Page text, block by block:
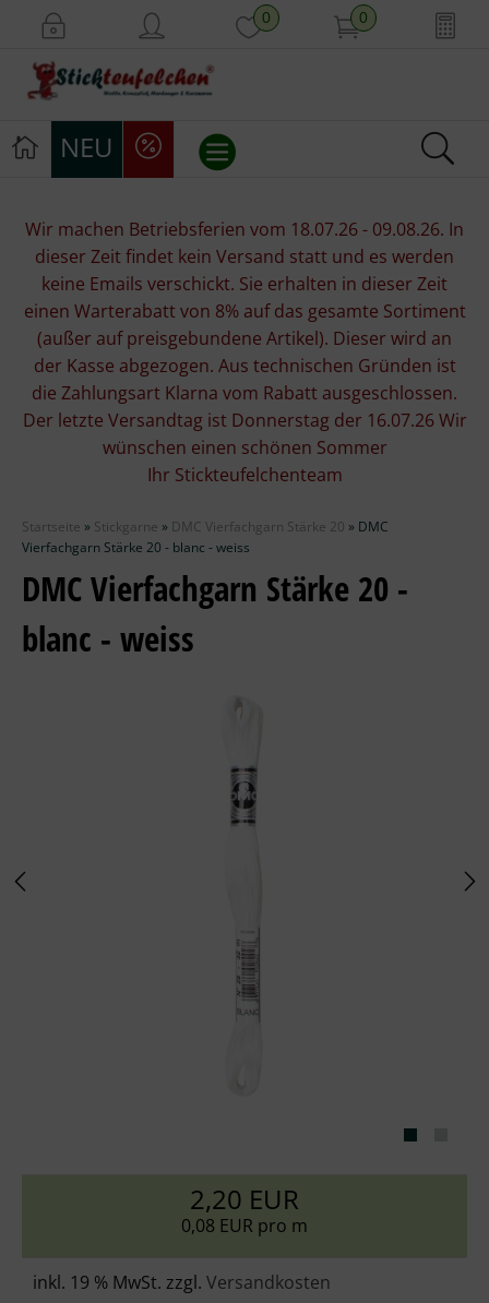
0 0
NEU
Stickpackungen
Stickgarne
Stoffe
Mill Hill Beads
Wolle
Stricknadeln
Wir machen Betriebsferien vom 18.07.26 - 09.08.26. In
dieser Zeit findet kein Versand statt und es werden
keine Emails verschickt. Sie erhalten in dieser Zeit
einen Warterabatt von 8% auf das gesamte Sortiment
(außer auf preisgebundene Artikel). Dieser wird an
der Kasse abgezogen. Aus technischen Gründen ist
die Zahlungsart Klarna vom Rabatt ausgeschlossen.
Der letzte Versandtag ist Donnerstag der 16.07.26 Wir
wünschen einen schönen Sommer
Ihr Stickteufelchenteam
Startseite » Stickgarne » DMC Vierfachgarn Stärke 20 » DMC
Vierfachgarn Stärke 20 - blanc - weiss
DMC Vierfachgarn Stärke 20 -
blanc - weiss
2,20 EUR
0,08 EUR pro m
inkl. 19 % MwSt. zzgl. Versandkosten